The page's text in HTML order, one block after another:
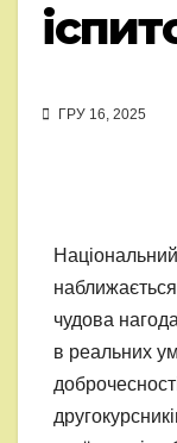
ГРУ 16, 2025
чудова
в реальних